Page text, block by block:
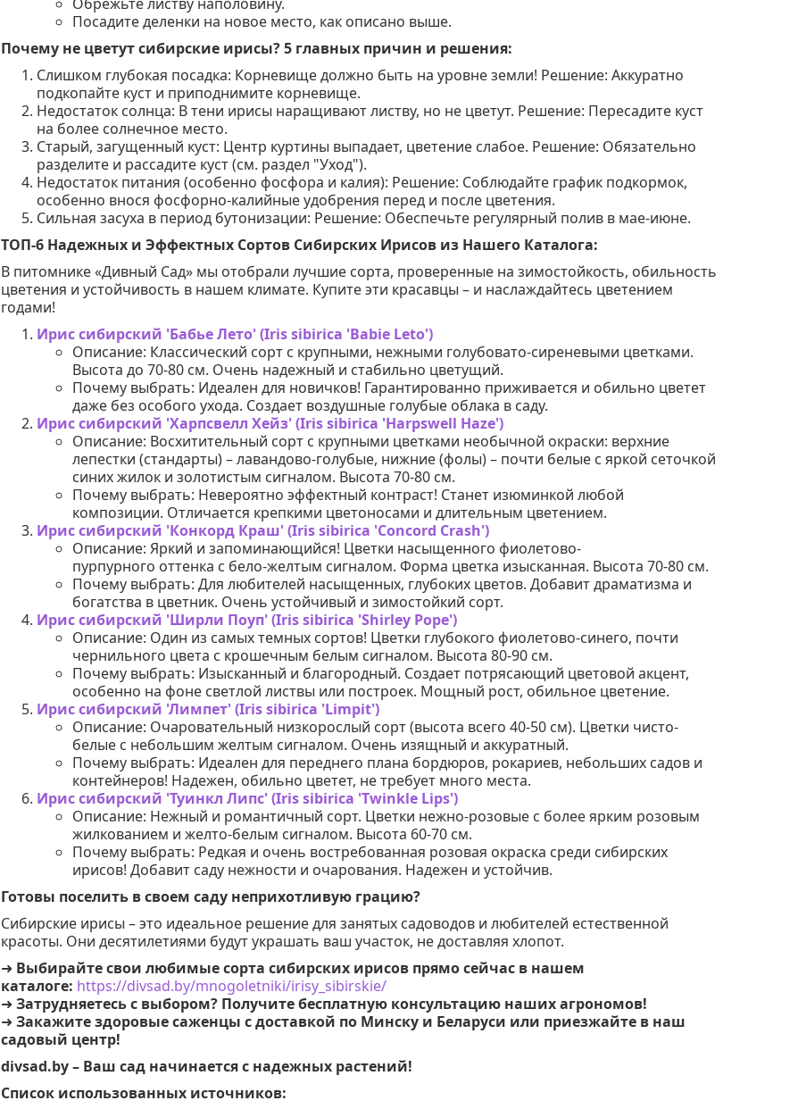
Посадите деленки на новое место, как описано выше.
Почему не цветут сибирские ирисы? 5 главных причин и решения:
Слишком глубокая посадка: Корневище должно быть на уровне земли! Решение: Аккуратно
подкопайте куст и приподнимите корневище.
Недостаток солнца: В тени ирисы наращивают листву, но не цветут. Решение: Пересадите куст
на более солнечное место.
Старый, загущенный куст: Центр куртины выпадает, цветение слабое. Решение: Обязательно
разделите и рассадите куст (см. раздел "Уход").
Недостаток питания (особенно фосфора и калия): Решение: Соблюдайте график подкормок,
особенно внося фосфорно-калийные удобрения перед и после цветения.
Сильная засуха в период бутонизации: Решение: Обеспечьте регулярный полив в мае-июне.
ТОП-6 Надежных и Эффектных Сортов Сибирских Ирисов из Нашего Каталога:
В питомнике «Дивный Сад» мы отобрали лучшие сорта, проверенные на зимостойкость, обильность
цветения и устойчивость в нашем климате. Купите эти красавцы – и наслаждайтесь цветением
годами!
Ирис сибирский 'Бабье Лето' (Iris sibirica 'Babie Leto')
Описание: Классический сорт с крупными, нежными голубовато-сиреневыми цветками.
Высота до 70-80 см. Очень надежный и стабильно цветущий.
Почему выбрать: Идеален для новичков! Гарантированно приживается и обильно цветет
даже без особого ухода. Создает воздушные голубые облака в саду.
Ирис сибирский 'Харпсвелл Хейз' (Iris sibirica 'Harpswell Haze')
Описание: Восхитительный сорт с крупными цветками необычной окраски: верхние
лепестки (стандарты) – лавандово-голубые, нижние (фолы) – почти белые с яркой сеточкой
синих жилок и золотистым сигналом. Высота 70-80 см.
Почему выбрать: Невероятно эффектный контраст! Станет изюминкой любой
композиции. Отличается крепкими цветоносами и длительным цветением.
Ирис сибирский 'Конкорд Краш' (Iris sibirica 'Concord Crash')
Описание: Яркий и запоминающийся! Цветки насыщенного фиолетово-
пурпурного оттенка с бело-желтым сигналом. Форма цветка изысканная. Высота 70-80 см.
Почему выбрать: Для любителей насыщенных, глубоких цветов. Добавит драматизма и
богатства в цветник. Очень устойчивый и зимостойкий сорт.
Ирис сибирский 'Ширли Поуп' (Iris sibirica 'Shirley Pope')
Описание: Один из самых темных сортов! Цветки глубокого фиолетово-синего, почти
чернильного цвета с крошечным белым сигналом. Высота 80-90 см.
Почему выбрать: Изысканный и благородный. Создает потрясающий цветовой акцент,
особенно на фоне светлой листвы или построек. Мощный рост, обильное цветение.
Ирис сибирский 'Лимпет' (Iris sibirica 'Limpit')
Описание: Очаровательный низкорослый сорт (высота всего 40-50 см). Цветки чисто-
белые с небольшим желтым сигналом. Очень изящный и аккуратный.
Почему выбрать: Идеален для переднего плана бордюров, рокариев, небольших садов и
контейнеров! Надежен, обильно цветет, не требует много места.
Ирис сибирский 'Туинкл Липс' (Iris sibirica 'Twinkle Lips')
Описание: Нежный и романтичный сорт. Цветки нежно-розовые с более ярким розовым
жилкованием и желто-белым сигналом. Высота 60-70 см.
Почему выбрать: Редкая и очень востребованная розовая окраска среди сибирских
ирисов! Добавит саду нежности и очарования. Надежен и устойчив.
Готовы поселить в своем саду неприхотливую грацию?
Сибирские ирисы – это идеальное решение для занятых садоводов и любителей естественной
красоты. Они десятилетиями будут украшать ваш участок, не доставляя хлопот.
➜ Выбирайте свои любимые сорта сибирских ирисов прямо сейчас в нашем
каталоге: https://divsad.by/mnogoletniki/irisy_sibirskie/
➜Затрудняетесь с выбором? Получите бесплатную консультацию наших агрономов!
➜Закажите здоровые саженцы с доставкой по Минску и Беларуси или приезжайте в наш
садовый центр!
divsad.by – Ваш сад начинается с надежных растений!
Список использованных источников: